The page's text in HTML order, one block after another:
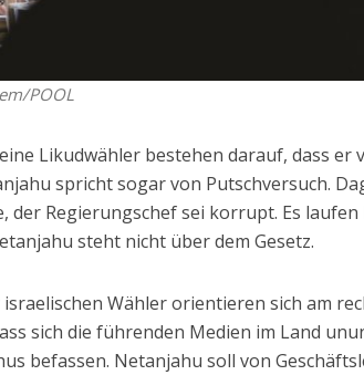
POOL
Likudwähler bestehen darauf, dass er
spricht sogar von Putschversuch.
der Regierungschef sei korrupt. Es
steht nicht über dem Gesetz.
Wähler orientieren sich am
sich die führenden Medien im Land
befassen. Netanjahu soll von